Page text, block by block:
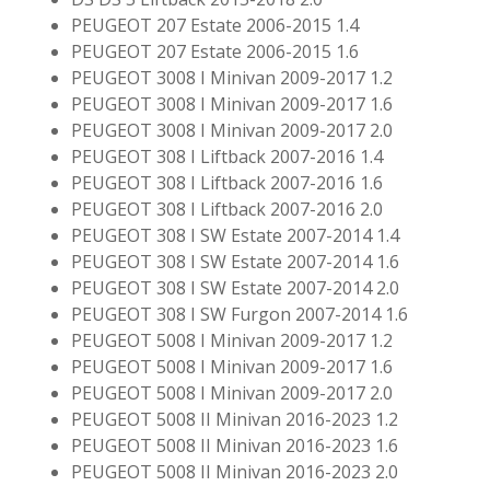
PEUGEOT 207 Estate 2006-2015 1.4
PEUGEOT 207 Estate 2006-2015 1.6
PEUGEOT 3008 I Minivan 2009-2017 1.2
PEUGEOT 3008 I Minivan 2009-2017 1.6
PEUGEOT 3008 I Minivan 2009-2017 2.0
PEUGEOT 308 I Liftback 2007-2016 1.4
PEUGEOT 308 I Liftback 2007-2016 1.6
PEUGEOT 308 I Liftback 2007-2016 2.0
PEUGEOT 308 I SW Estate 2007-2014 1.4
PEUGEOT 308 I SW Estate 2007-2014 1.6
PEUGEOT 308 I SW Estate 2007-2014 2.0
PEUGEOT 308 I SW Furgon 2007-2014 1.6
PEUGEOT 5008 I Minivan 2009-2017 1.2
PEUGEOT 5008 I Minivan 2009-2017 1.6
PEUGEOT 5008 I Minivan 2009-2017 2.0
PEUGEOT 5008 II Minivan 2016-2023 1.2
PEUGEOT 5008 II Minivan 2016-2023 1.6
PEUGEOT 5008 II Minivan 2016-2023 2.0